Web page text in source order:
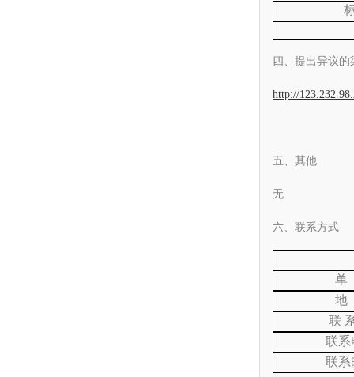
四、提出异议的
http://
五、其他
无
六、联系方式
单
地
联
联系
联系